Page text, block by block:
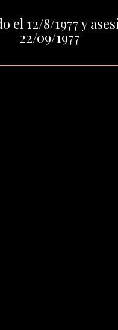
el 12/8/1977 y
22/09/1977